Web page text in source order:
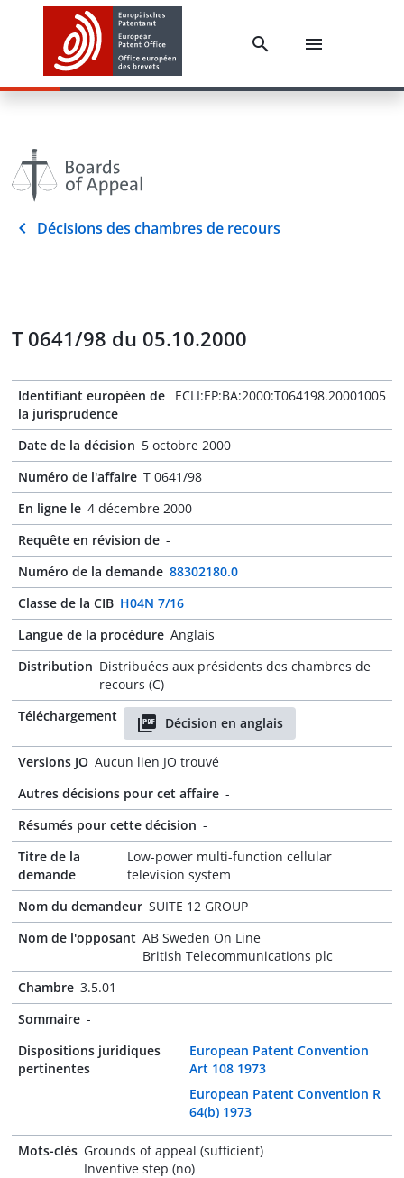
Décisions des chambres de recours
T 0641/98 du 05.10.2000
Identifiant européen de
la jurisprudence
ECLI:EP:BA:2000:T064198.20001005
Date de la décision 5 octobre 2000
Numéro de l'affaire T 0641/98
En ligne le 4 décembre 2000
Requête en révision de -
Numéro de la demande 88302180.0
Classe de la CIB H04N 7/16
Langue de la procédure Anglais
Distribution Distribuées aux présidents des chambres de
recours (C)
Téléchargement
Décision en anglais
Versions JO Aucun lien JO trouvé
Autres décisions pour cet affaire -
Résumés pour cette décision -
Titre de la
demande
Low-power multi-function cellular
television system
Nom du demandeur SUITE 12 GROUP
Nom de l'opposant AB Sweden On Line
British Telecommunications plc
Chambre 3.5.01
Sommaire -
Dispositions juridiques
pertinentes
European Patent Convention
Art 108 1973
European Patent Convention R
64(b) 1973
Mots-clés Grounds of appeal (sufficient)
Inventive step (no)